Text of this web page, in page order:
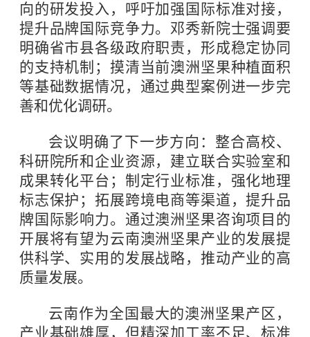
向的研发投入，呼吁加强国际标准对接，
提升品牌国际竞争力。邓秀新院士强调要
明确省市县各级政府职责，形成稳定协同
的支持机制；摸清当前澳洲坚果种植面积
等基础数据情况，通过典型案例进一步完
善和优化调研。
会议明确了下一步方向：整合高校、
科研院所和企业资源，建立联合实验室和
成果转化平台；制定行业标准，强化地理
标志保护；拓展跨境电商等渠道，提升品
牌国际影响力。通过澳洲坚果咨询项目的
开展将有望为云南澳洲坚果产业的发展提
供科学、实用的发展战略，推动产业的高
质量发展。
云南作为全国最大的澳洲坚果产区，
产业基础雄厚，但精深加工率不足、标准